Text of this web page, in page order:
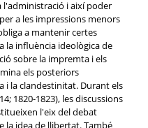
l'administració i així poder
a les impressions menors
a mantenir certes
la influència ideològica de
sobre la impremta i els
els posteriors
i la clandestinitat. Durant els
1820-1823), les discussions
l'eix del debat
la idea de llibertat. També